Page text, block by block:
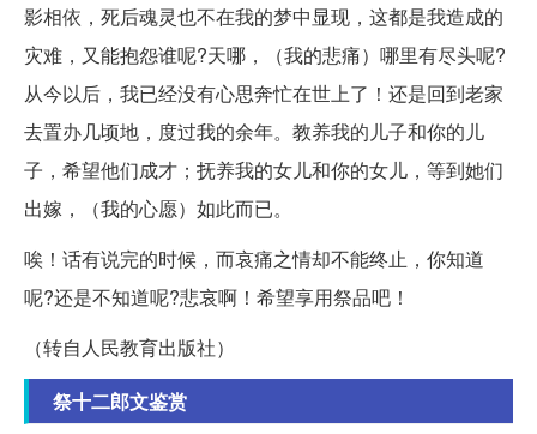
影相依，死后魂灵也不在我的梦中显现，这都是我造成的
灾难，又能抱怨谁呢?天哪，（我的悲痛）哪里有尽头呢?
从今以后，我已经没有心思奔忙在世上了！还是回到老家
去置办几顷地，度过我的余年。教养我的儿子和你的儿
子，希望他们成才；抚养我的女儿和你的女儿，等到她们
出嫁，（我的心愿）如此而已。
唉！话有说完的时候，而哀痛之情却不能终止，你知道
呢?还是不知道呢?悲哀啊！希望享用祭品吧！
（转自人民教育出版社）
祭十二郎文鉴赏